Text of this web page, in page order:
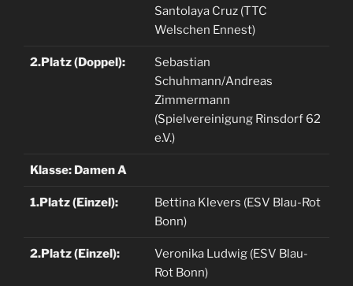
Santolaya Cruz (TTC
Welschen Ennest)
2.Platz (Doppel):
Sebastian
Schuhmann/Andreas
Zimmermann
(Spielvereinigung Rinsdorf 62
e.V.)
Klasse: Damen A
1.Platz (Einzel):
Bettina Klevers (ESV Blau-Rot
Bonn)
2.Platz (Einzel):
Veronika Ludwig (ESV Blau-
Rot Bonn)